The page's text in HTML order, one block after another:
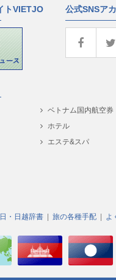
トVIETJO 公式SNSア
ベトナム国内航空券
ホテル
エステ&スパ
・日越辞書 旅の各種手配 よ